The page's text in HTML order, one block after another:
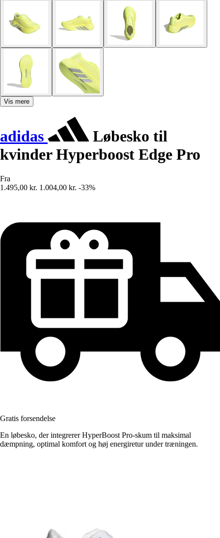
Vis mere
adidas
Løbesko til
kvinder Hyperboost Edge Pro
Fra
1.495,00 kr. 1.004,00 kr. -33%
Gratis forsendelse
En løbesko, der integrerer HyperBoost Pro-skum til maksimal
dæmpning, optimal komfort og høj energiretur under træningen.